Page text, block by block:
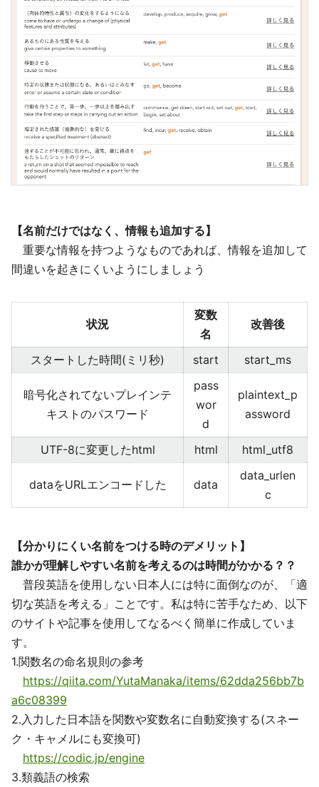
【名前だけではなく、情報も追加する】
重要な情報を持つようなものであれば、情報を追加して
間違いを起きにくいようにしましょう
状況
変数
名
改善後
スタートした時間(ミリ秒) start start_ms
暗号化されてないプレインテ
キストのパスワード
pass
wor
d
plaintext_p
assword
UTF-8に変更したhtml html html_utf8
dataをURLエンコードした data
data_urlen
c
【分かりにくい名前をつける時のデメリット】
誰かが理解しやすい名前を考えるのは時間がかかる？？
普段英語を使用しない日本人には特に面倒なのが、「適
切な英語を考える」ことです。私は特に苦手なため、以下
のサイトや記事を使用してなるべく簡単に作成していま
す。
1.関数名の命名規則の参考
https://qiita.com/YutaManaka/items/62dda256bb7b
a6c08399
2.入力した日本語を関数や変数名に自動変換する(スネー
ク・キャメルにも変換可)
https://codic.jp/engine
3.類義語の検索